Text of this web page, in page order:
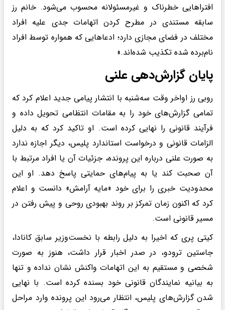
افتراهایی خطرناک و غیرمسئولانه محسوب می‌شود. خانم رز
سابقه مستندی در مطرح کردن اتهامات جدی علیه افراد
مختلف در فضای مجازی دارد؛ ادعاهایی که همواره توسط افراد
نام‌برده شده تکذیب شده‌اند.»
پایان گزارش‌دهی علنی
روبی رز اواخر وقت سه‌شنبه با انتشار پیامی جدید اعلام کرد که
تمامی گزارش‌های خود را به مقامات انتظامی تحویل داده و
فرآیند قانونی را نهایی کرده است. او تاکید کرد که به دلیل
الزامات قانونی و درخواست استاندارد پلیس، دیگر اجازه ندارد
به صورت علنی درباره این پرونده، جزئیات آن یا افراد مرتبط با
آن صحبت کند یا به پیام‌های حمایتی پاسخ دهد. او این
محدودیت خبری را برای خود «مایه آرامش» دانست و اعلام
کرد که اکنون زمان تمرکز بر روند بهبودی روحی و پیش رفتن در
مسیر قانونی است.
کیتی پری که اخیرا به دلیل رابطه با نخست‌وزیر سابق کانادا،
جاستین ترودو، در صدر اخبار قرار داشت، هنوز به صورت
شخصی و مستقیم به این اتهامات واکنش نشان نداده و تنها
به بیانیه نمایندگان قانونی خود بسنده کرده است. با نهایی
شدن گزارش‌های پلیس، انتظار می‌رود این پرونده وارد مراحل